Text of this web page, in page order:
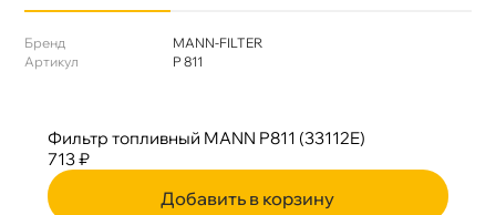
Бренд
MANN-FILTER
Артикул
P 811
Фильтр топливный MANN P811 (33112E)
713 ₽
Добавить в корзину